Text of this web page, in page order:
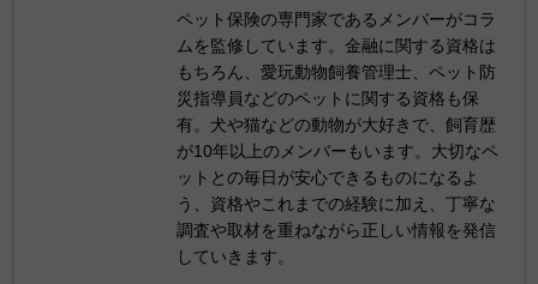
ペット保険の専門家であるメンバーがコラ
ムを監修しています。金融に関する資格は
もちろん、愛玩動物飼養管理士、ペット防
災指導員などのペットに関する資格も保
有。犬や猫などの動物が大好きで、飼育歴
が10年以上のメンバーもいます。大切なペ
ットとの毎日が安心できるものになるよ
う、資格やこれまでの経験に加え、丁寧な
調査や取材を重ねながら正しい情報を発信
していきます。